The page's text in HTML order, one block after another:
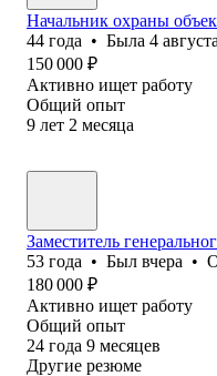
Начальник охраны
44 года • Была 4 августа
150 000 ₽
Активно ищет работу
Общий опыт
9 лет 2 месяца
Заместитель
53 года • Был вчера •
180 000 ₽
Активно ищет работу
Общий опыт
24 года 9 месяцев
Другие резюме